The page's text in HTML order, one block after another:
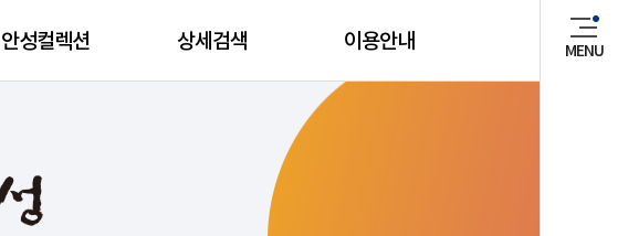
MENU
안성컬렉션 상세검색 이용안내